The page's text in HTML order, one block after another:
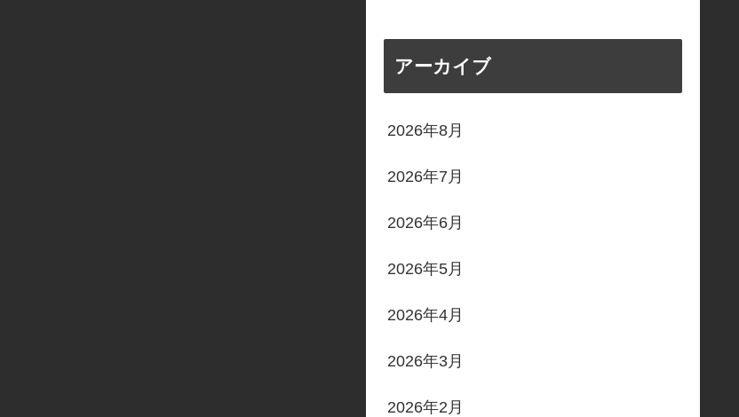
アーカイブ
2026年8月
2026年7月
2026年6月
2026年5月
2026年4月
2026年3月
2026年2月